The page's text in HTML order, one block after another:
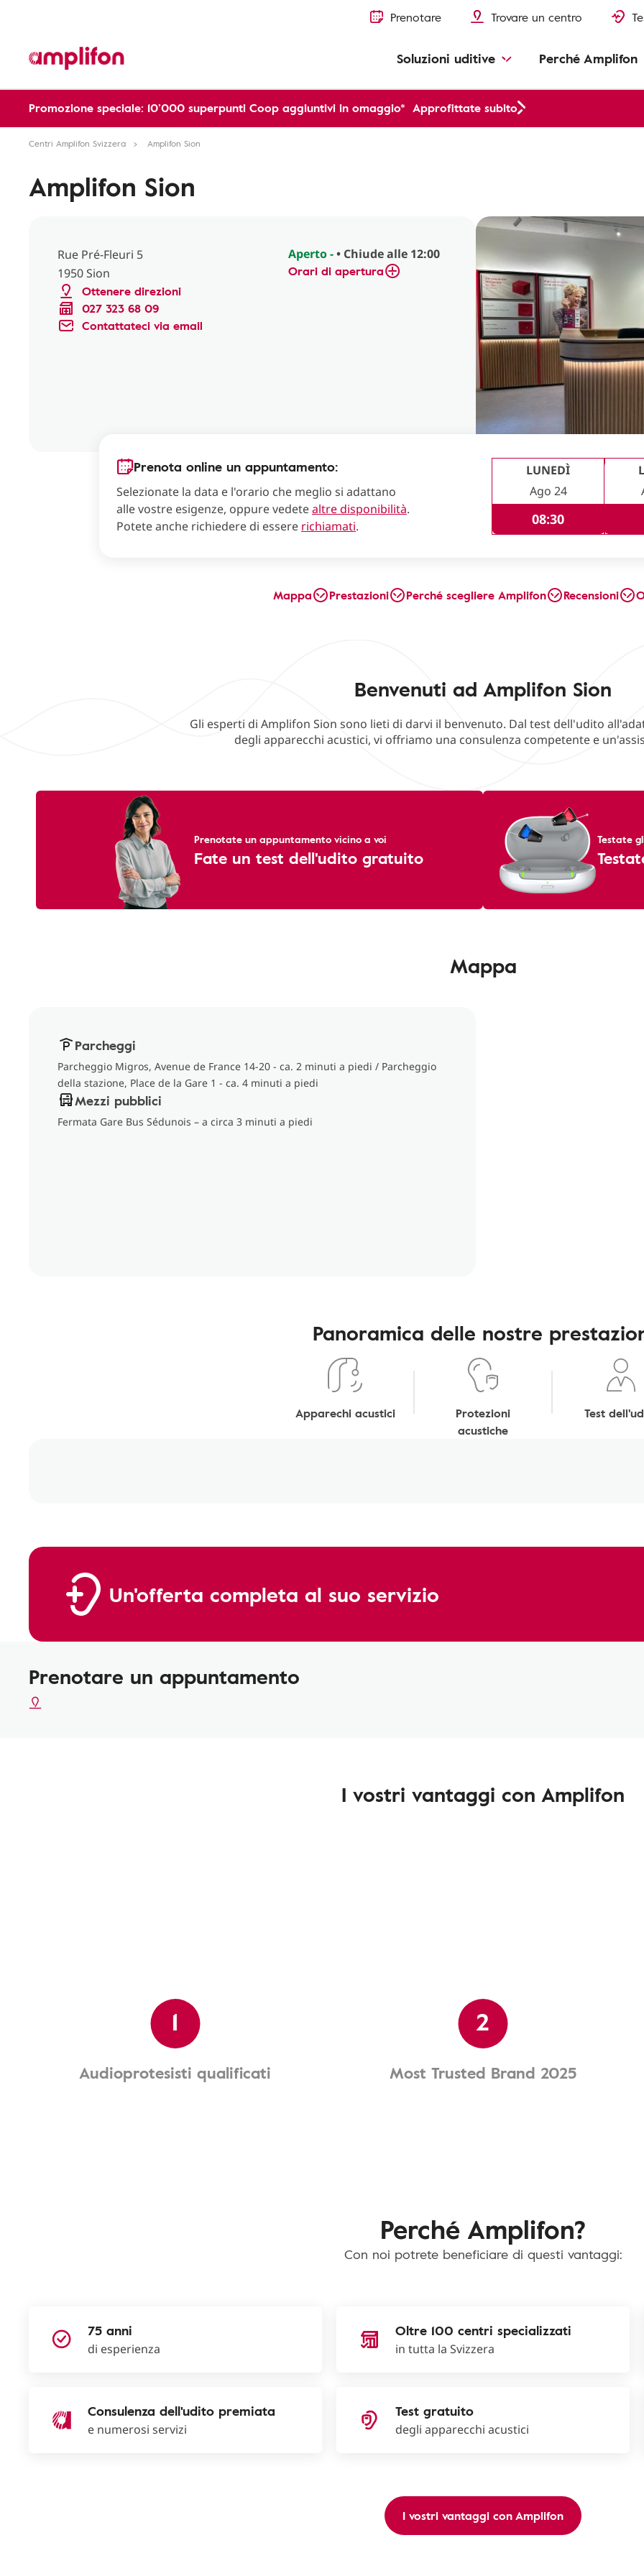
Prenotare Trovare un centro
Soluzioni uditive Perché Amplifon
Promozione speciale: 10’000 superpunti Coop aggiuntivi in omaggio* Approfittate subito
Centri Amplifon Svizzera Amplifon Sion
Amplifon Sion
Rue Pré-Fleuri 5
1950 Sion
Ottenere direzioni
027 323 68 09
Contattateci via email
Aperto -• Chiude alle 12:00
Orari di apertura
Prenota online un appuntamento:
Selezionate la data e l'orario che meglio si adattano
alle vostre esigenze, oppure vedetealtre disponibilità.
Potete anche richiedere di essere richiamati.
LUNEDÌ
Ago 24
08:30
Mappa Prestazioni Perché scegliere Amplifon Recensioni
Benvenuti ad Amplifon Sion
Gli esperti di Amplifon Sion sono lieti di darvi il benvenuto. Dal test dell'udito
degli apparecchi acustici, vi offriamo una consulenza competente e
Prenotate un appuntamento vicino a voi
Fate un test dell'udito gratuito
Testate
Mappa
Parcheggi
Parcheggio Migros, Avenue de France 14-20 - ca. 2 minuti a piedi / Parcheggio
della stazione, Place de la Gare 1 - ca. 4 minuti a piedi
Mezzi pubblici
Fermata Gare Bus Sédunois – a circa 3 minuti a piedi
Panoramica delle nostre
Apparechi acustici
Protezioni
acustiche
Test
Un'offerta completa al suo servizio
Prenotare un appuntamento
I vostri vantaggi con Amplifon
1
Audioprotesisti qualificati
2
Most Trusted Brand 2025
Perché Amplifon?
Con noi potrete beneficiare di questi vantaggi:
75 anni
di esperienza
Oltre 100 centri specializzati
in tutta la Svizzera
Consulenza dell'udito premiata
e numerosi servizi
Test gratuito
degli apparecchi acustici
I vostri vantaggi con Amplifon